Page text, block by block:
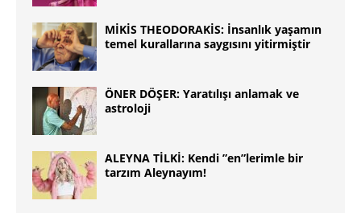
MİKİS THEODORAKİS: İnsanlık yaşamın
temel kurallarına saygısını yitirmiştir
ÖNER DÖŞER: Yaratılışı anlamak ve
astroloji
ALEYNA TİLKİ: Kendi ”en”lerimle bir
tarzım Aleynayım!